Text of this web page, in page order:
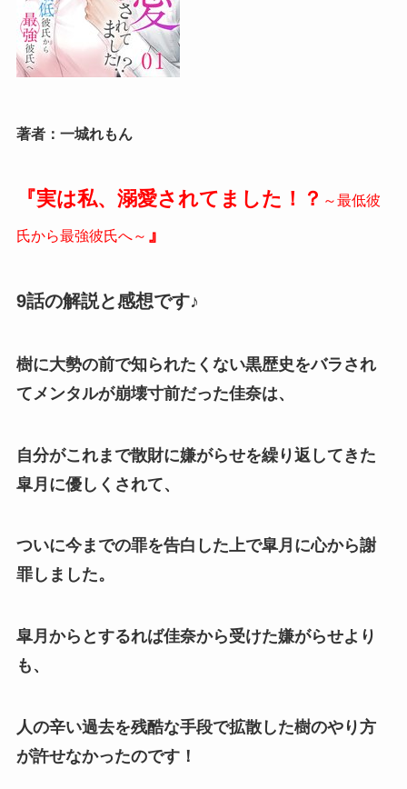
著者：一城れもん
『実は私、溺愛されてました！？ ～最低彼
氏から最強彼氏へ～ 』
9話の解説と感想です♪
樹に大勢の前で知られたくない黒歴史をバラされ
てメンタルが崩壊寸前だった佳奈は、
自分がこれまで散財に嫌がらせを繰り返してきた
皐月に優しくされて、
ついに今までの罪を告白した上で皐月に心から謝
罪しました。
皐月からとするれば佳奈から受けた嫌がらせより
も、
人の辛い過去を残酷な手段で拡散した樹のやり方
が許せなかったのです！